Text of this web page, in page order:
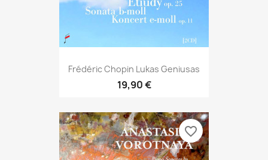
Frédéric Chopin Lukas Geniusas
19,90 €
favorite_border